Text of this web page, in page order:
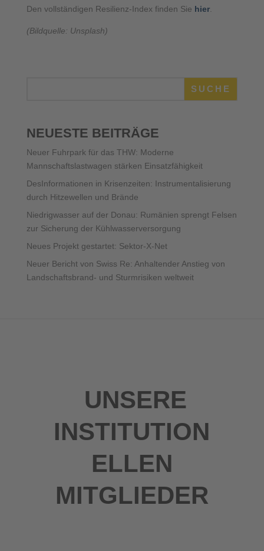
Den vollständigen Resilienz-Index finden Sie hier.
(Bildquelle: Unsplash)
SUCHE
NEUESTE BEITRÄGE
Neuer Fuhrpark für das THW: Moderne
Mannschaftslastwagen stärken Einsatzfähigkeit
DesInformationen in Krisenzeiten: Instrumentalisierung
durch Hitzewellen und Brände
Niedrigwasser auf der Donau: Rumänien sprengt Felsen
zur Sicherung der Kühlwasserversorgung
Neues Projekt gestartet: Sektor-X-Net
Neuer Bericht von Swiss Re: Anhaltender Anstieg von
Landschaftsbrand- und Sturmrisiken weltweit
UNSERE
INSTITUTION
ELLEN
MITGLIEDER